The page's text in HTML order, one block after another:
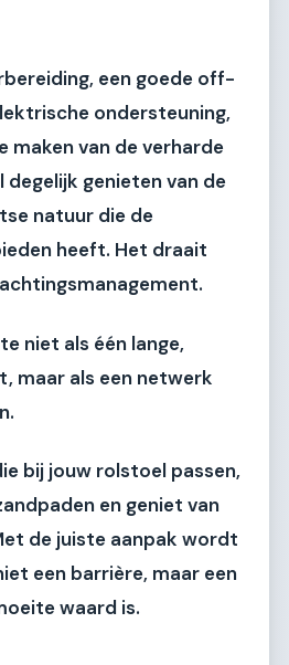
een goede off-
ondersteuning,
maken van de verharde
degelijk genieten van de
natuur die de
heeft. Het draait
niet als één lange,
maar als een netwerk
bij jouw rolstoel passen,
en geniet van
de juiste aanpak wordt
een barrière, maar een
waard is.